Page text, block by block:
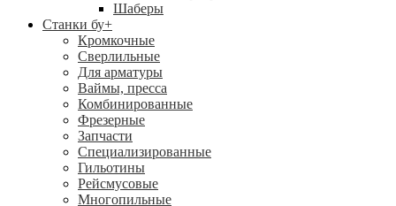
Шаберы
Станки бу+
Кромкочные
Сверлильные
Для арматуры
Ваймы, пресса
Комбинированные
Фрезерные
Запчасти
Специализированные
Гильотины
Рейсмусовые
Многопильные